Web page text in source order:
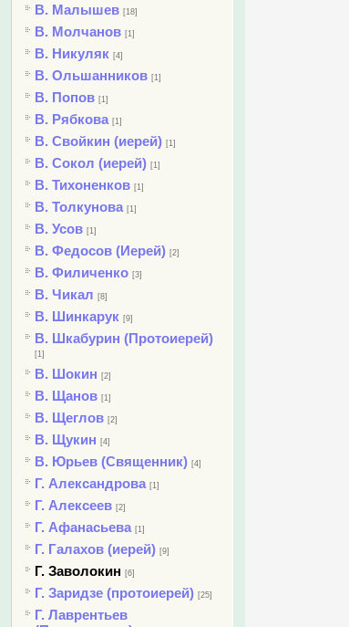
В. Малышев [18]
В. Молчанов [1]
В. Никуляк [4]
В. Ольшанников [1]
В. Попов [1]
В. Рябкова [1]
В. Свойкин (иерей) [1]
В. Сокол (иерей) [1]
В. Тихоненков [1]
В. Толкунова [1]
В. Усов [1]
В. Федосов (Иерей) [2]
В. Филиченко [3]
В. Чикал [8]
В. Шинкарук [9]
В. Шкабурин (Протоиерей)
[1]
В. Шокин [2]
В. Щанов [1]
В. Щеглов [2]
В. Щукин [4]
В. Юрьев (Священник) [4]
Г. Александрова [1]
Г. Алексеев [2]
Г. Афанасьева [1]
Г. Галахов (иерей) [9]
Г. Заволокин [6]
Г. Заридзе (протоиерей) [25]
Г. Лаврентьев